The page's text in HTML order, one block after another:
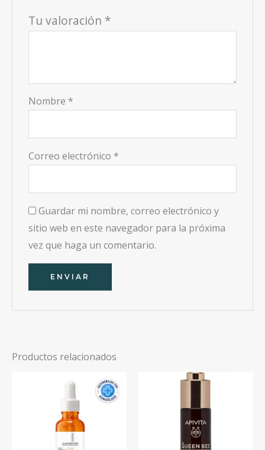
Tu valoración *
Nombre *
Correo electrónico *
Guardar mi nombre, correo electrónico y
sitio web en este navegador para la próxima
vez que haga un comentario.
Productos relacionados